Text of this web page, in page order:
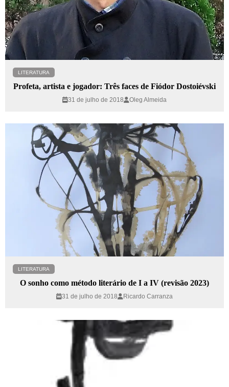
LITERATURA
Profeta, artista e jogador: Três faces de Fiódor Dostoiévski
31 de julho de 2018 Oleg Almeida
LITERATURA
O sonho como método literário de I a IV (revisão 2023)
31 de julho de 2018 Ricardo Carranza